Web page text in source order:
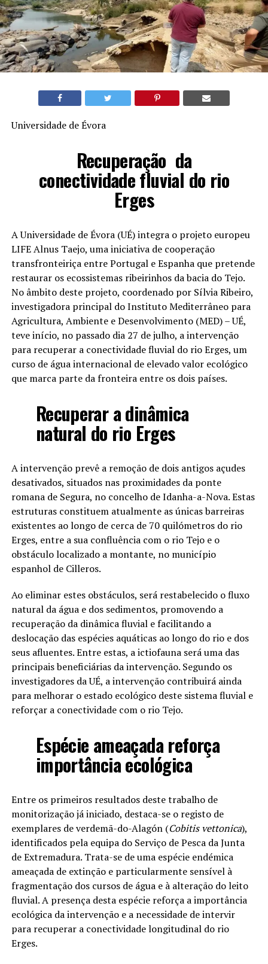
Universidade de Évora
Recuperação da
conectividade fluvial do rio
Erges
A Universidade de Évora (UÉ) integra o projeto europeu
LIFE Alnus Taejo, uma iniciativa de cooperação
transfronteiriça entre Portugal e Espanha que pretende
restaurar os ecossistemas ribeirinhos da bacia do Tejo.
No âmbito deste projeto, coordenado por Sílvia Ribeiro,
investigadora principal do Instituto Mediterrâneo para
Agricultura, Ambiente e Desenvolvimento (MED) – UÉ,
teve início, no passado dia 27 de julho, a intervenção
para recuperar a conectividade fluvial do rio Erges, um
curso de água internacional de elevado valor ecológico
que marca parte da fronteira entre os dois países.
Recuperar a dinâmica
natural do rio Erges
A intervenção prevê a remoção de dois antigos açudes
desativados, situados nas proximidades da ponte
romana de Segura, no concelho de Idanha-a-Nova. Estas
estruturas constituem atualmente as únicas barreiras
existentes ao longo de cerca de 70 quilómetros do rio
Erges, entre a sua confluência com o rio Tejo e o
obstáculo localizado a montante, no município
espanhol de Cilleros.
Ao eliminar estes obstáculos, será restabelecido o fluxo
natural da água e dos sedimentos, promovendo a
recuperação da dinâmica fluvial e facilitando a
deslocação das espécies aquáticas ao longo do rio e dos
seus afluentes. Entre estas, a ictiofauna será uma das
principais beneficiárias da intervenção. Segundo os
investigadores da UÉ, a intervenção contribuirá ainda
para melhorar o estado ecológico deste sistema fluvial e
reforçar a conectividade com o rio Tejo.
Espécie ameaçada reforça
importância ecológica
Entre os primeiros resultados deste trabalho de
monitorização já iniciado, destaca-se o registo de
exemplares de verdemã-do-Alagón (Cobitis vettonica),
identificados pela equipa do Serviço de Pesca da Junta
de Extremadura. Trata-se de uma espécie endémica
ameaçada de extinção e particularmente sensível à
fragmentação dos cursos de água e à alteração do leito
fluvial. A presença desta espécie reforça a importância
ecológica da intervenção e a necessidade de intervir
para recuperar a conectividade longitudinal do rio
Erges.